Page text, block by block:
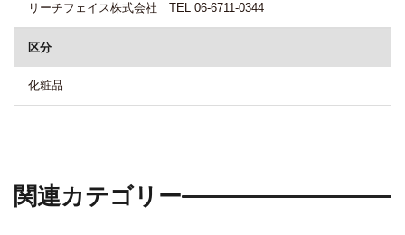
リーチフェイス株式会社 TEL 06-6711-0344
区分
化粧品
関連カテゴリー